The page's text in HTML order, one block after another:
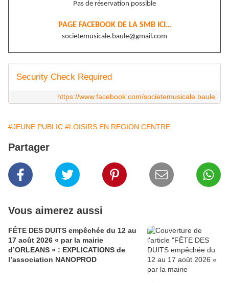
Pas de réservation possible
PAGE FACEBOOK DE LA SMB ICI…
societemusicale.baule@gmail.com
Security Check Required
https://www.facebook.com/societemusicale.baule
#JEUNE PUBLIC #LOISIRS EN REGION CENTRE
Partager
Vous aimerez aussi
FÊTE DES DUITS empêchée du 12 au
17 août 2026 « par la mairie
d’ORLEANS » : EXPLICATIONS de
l’association NANOPROD